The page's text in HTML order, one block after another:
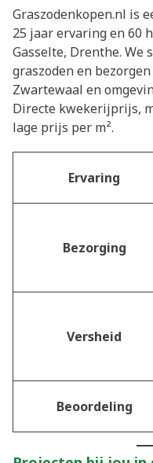
Graszodenkopen.nl is
25 jaar ervaring en 60
Gasselte, Drenthe. We
graszoden en
Zwartewaal en
Directe kwekerijprijs,
lage prijs per m².
Ervaring
Bezorging
Versheid
Beoordeling